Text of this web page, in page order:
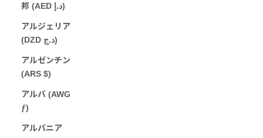
邦 (AED د.إ)
アルジェリア
(DZD د.ج)
アルゼンチン
(ARS $)
アルバ (AWG
ƒ)
アルバニア